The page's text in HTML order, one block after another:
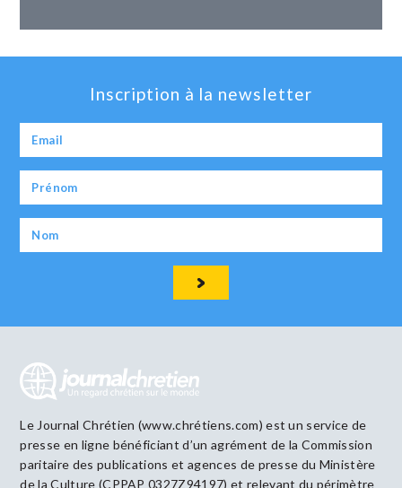
Inscription à la newsletter
Le Journal Chrétien (www.chrétiens.com) est un service de
presse en ligne bénéficiant d’un agrément de la Commission
paritaire des publications et agences de presse du Ministère
de la Culture (CPPAP 0327Z94197) et relevant du périmètre